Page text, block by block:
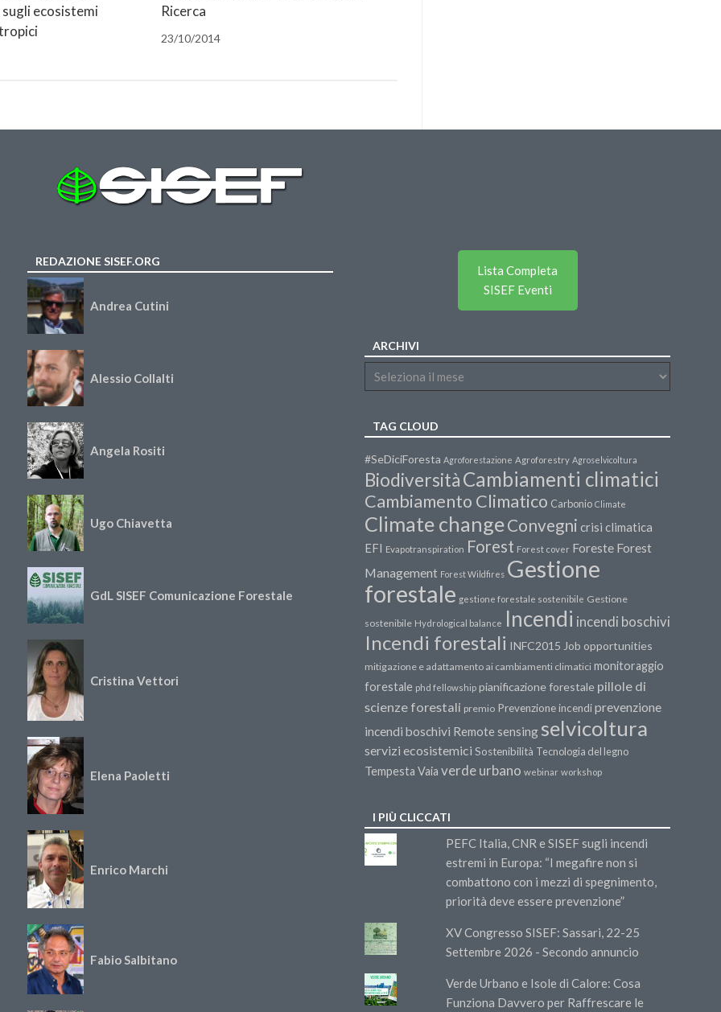
ecosistemi
Ricerca
23/10/2014
REDAZIONE SISEF.ORG
Andrea Cutini
Alessio Collalti
Angela Rositi
Ugo Chiavetta
GdL SISEF Comunicazione Forestale
Cristina Vettori
Elena Paoletti
Enrico Marchi
Fabio Salbitano
Lista Completa
SISEF Eventi
ARCHIVI
TAG CLOUD
#SeDiciForesta Agroforestazione Agroforestry Agroselvicoltura
BiodiversitàCambiamenti climatici
Cambiamento Climatico Carbonio Climate
Climate changeConvegni crisi climatica
EFI Evapotranspiration Forest Forest cover Foreste Forest
Management Forest Wildfires Gestione
forestale gestione forestale sostenibile Gestione
sostenibile Hydrological balance Incendi incendi boschivi
Incendi forestali INFC2015 Job opportunities
mitigazione e adattamento ai cambiamenti climatici monitoraggio
forestale phd fellowship pianificazione forestale pillole di
scienze forestali premio Prevenzione incendiprevenzione
incendi boschivi Remote sensing selvicoltura
servizi ecosistemici Sostenibilità Tecnologia del legno
Tempesta Vaia verde urbano webinar workshop
I PIÙ CLICCATI
PEFC Italia, CNR e SISEF sugli incendi
estremi in Europa: “I megafire non si
combattono con i mezzi di spegnimento,
priorità deve essere prevenzione”
XV Congresso SISEF: Sassari, 22-25
Settembre 2026 - Secondo annuncio
Verde Urbano e Isole di Calore: Cosa
Funziona Davvero per Raffrescare le